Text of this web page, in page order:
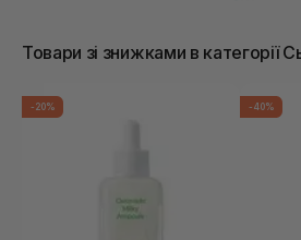
Товари зі знижками в категорії
-20% -40%